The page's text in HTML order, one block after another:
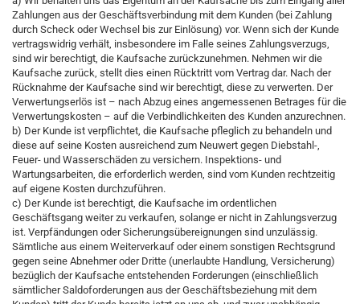
Zahlungen aus der Geschäftsverbindung mit dem Kunden (bei Zahlung
durch Scheck oder Wechsel bis zur Einlösung) vor. Wenn sich der Kunde
vertragswidrig verhält, insbesondere im Falle seines Zahlungsverzugs,
sind wir berechtigt, die Kaufsache zurückzunehmen. Nehmen wir die
Kaufsache zurück, stellt dies einen Rücktritt vom Vertrag dar. Nach der
Rücknahme der Kaufsache sind wir berechtigt, diese zu verwerten. Der
Verwertungserlös ist – nach Abzug eines angemessenen Betrages für die
Verwertungskosten – auf die Verbindlichkeiten des Kunden anzurechnen.
b) Der Kunde ist verpflichtet, die Kaufsache pfleglich zu behandeln und
diese auf seine Kosten ausreichend zum Neuwert gegen Diebstahl-,
Feuer- und Wasserschäden zu versichern. Inspektions- und
Wartungsarbeiten, die erforderlich werden, sind vom Kunden rechtzeitig
auf eigene Kosten durchzuführen.
c) Der Kunde ist berechtigt, die Kaufsache im ordentlichen
Geschäftsgang weiter zu verkaufen, solange er nicht in Zahlungsverzug
ist. Verpfändungen oder Sicherungsübereignungen sind unzulässig.
Sämtliche aus einem Weiterverkauf oder einem sonstigen Rechtsgrund
gegen seine Abnehmer oder Dritte (unerlaubte Handlung, Versicherung)
bezüglich der Kaufsache entstehenden Forderungen (einschließlich
sämtlicher Saldoforderungen aus der Geschäftsbeziehung mit dem